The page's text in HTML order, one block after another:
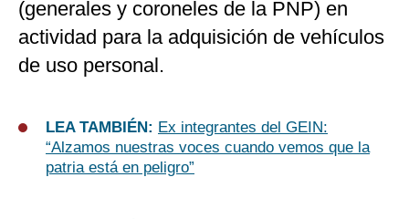
(generales y coroneles de la PNP) en
actividad para la adquisición de vehículos
de uso personal.
LEA TAMBIÉN: Ex integrantes del GEIN:
“Alzamos nuestras voces cuando vemos que la
patria está en peligro”